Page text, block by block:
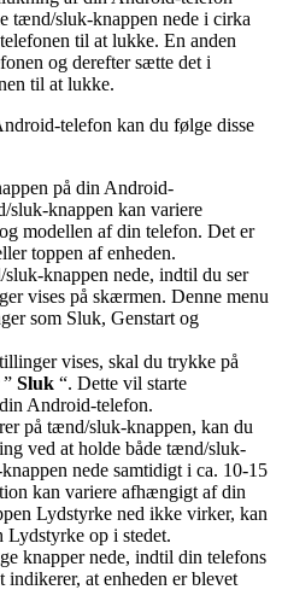
tænd/sluk-knappen nede i cirka
til at lukke. En anden
og derefter sætte det i
til at lukke.
telefon kan du følge disse
på din Android-
sluk-knappen kan variere
modellen af ​​din telefon. Det er
toppen af ​​enheden.
knappen nede, indtil du ser
vises på skærmen. Denne menu
som Sluk, Genstart og
vises, skal du trykke på
Sluk “. Dette vil starte
Android-telefon.
på tænd/sluk-knappen, kan du
ved at holde både tænd/sluk-
nede samtidigt i ca. 10-15
kan variere afhængigt af din
Lydstyrke ned ikke virker, kan
Lydstyrke op i stedet.
knapper nede, indtil din telefons
at enheden er blevet